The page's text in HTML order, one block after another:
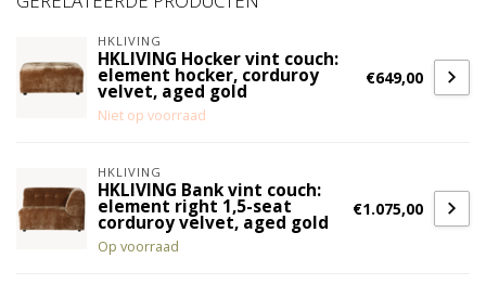
HKLIVING
HKLIVING Hocker vint couch:
element hocker, corduroy
velvet, aged gold
Niet op voorraad
€649,00
HKLIVING
HKLIVING Bank vint couch:
element right 1,5-seat
corduroy velvet, aged gold
Op voorraad
€1.075,00